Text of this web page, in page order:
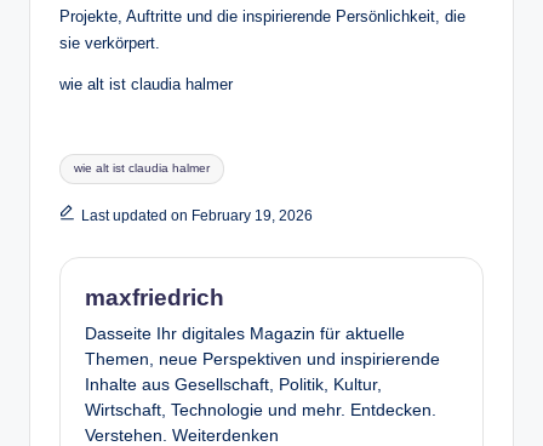
Projekte, Auftritte und die inspirierende Persönlichkeit, die
sie verkörpert.
wie alt ist claudia halmer
Tags:
wie alt ist claudia halmer
Last updated on February 19, 2026
maxfriedrich
Dasseite Ihr digitales Magazin für aktuelle
Themen, neue Perspektiven und inspirierende
Inhalte aus Gesellschaft, Politik, Kultur,
Wirtschaft, Technologie und mehr. Entdecken.
Verstehen. Weiterdenken